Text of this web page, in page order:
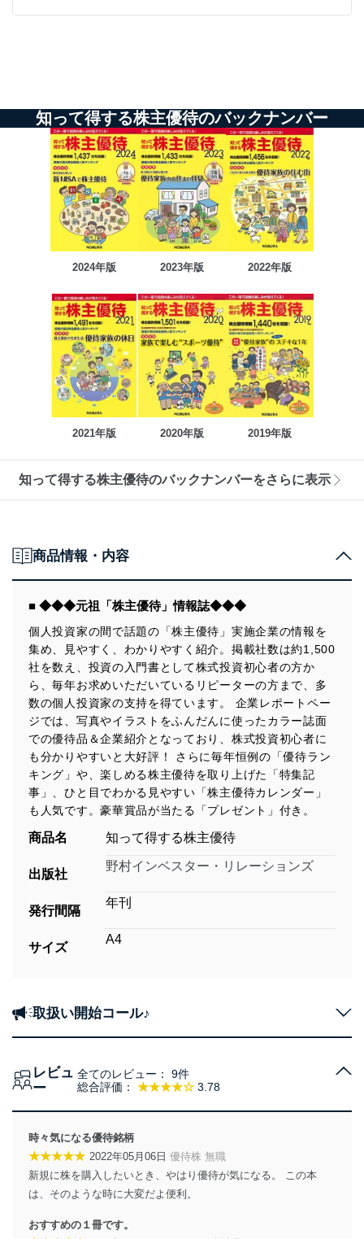
知って得する株主優待のバックナンバー
2024年版 2023年版 2022年版
2021年版 2020年版 2019年版
知って得する株主優待のバックナンバーをさらに表示
商品情報・内容
■ ◆◆◆元祖「株主優待」情報誌◆◆◆
個人投資家の間で話題の「株主優待」実施企業の情報を
集め、見やすく、わかりやすく紹介。掲載社数は約1,500
社を数え、投資の入門書として株式投資初心者の方か
ら、毎年お求めいただいているリピーターの方まで、多
数の個人投資家の支持を得ています。 企業レポートペー
ジでは、写真やイラストをふんだんに使ったカラー誌面
での優待品＆企業紹介となっており、株式投資初心者に
も分かりやすいと大好評！ さらに毎年恒例の「優待ラン
キング」や、楽しめる株主優待を取り上げた「特集記
事」、ひと目でわかる見やすい「株主優待カレンダー」
も人気です。豪華賞品が当たる「プレゼント」付き。
商品名 知って得する株主優待
出版社
野村インベスター・リレーションズ
発行間隔
年刊
サイズ
A4
取扱い開始コール♪
レビュ
ー
総合評価： ★★★★☆ 3.78
全てのレビュー： 9件
時々気になる優待銘柄
★★★★★ 2022年05月06日 優待株 無職
新規に株を購入したいとき、やはり優待が気になる。 この本
は、そのような時に大変だよ便利。
おすすめの１冊です。